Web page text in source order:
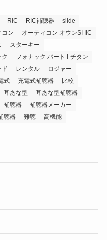
RIC RIC補聴器
slide
コン
オーティコン オウンSI IIC
スターキー
フォナック バート I-チタン
ド レンタル
ロジャー
式 充電式補聴器
比較
耳あな型
耳あな型補聴器
補聴器
補聴器メーカー
聴器 難聴 高機能